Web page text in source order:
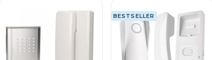
BESTSELLER